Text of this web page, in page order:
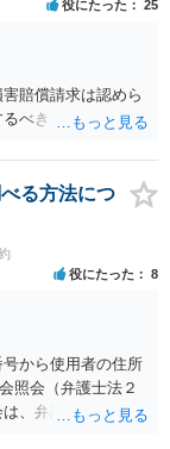
できるので、業務
るようになりまし
役にたった 25
賠償請求は認めら
べきでしょう。
る方法につ
役にたった 8
から使用者の住所
照会（弁護士法２
、弁護士が事件を